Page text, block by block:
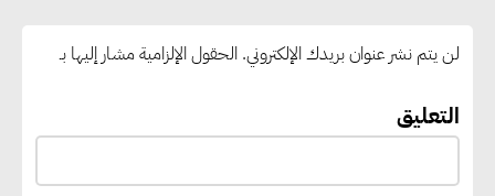
لن يتم نشر عنوان بريدك الإلكتروني. الحقول الإلزامية مشار إليها بـ
التعليق
الانتظار حتى نهاية المرحلة
رئيس الوزراء يستقبل المدير العام
لمنظمة اليونسكو